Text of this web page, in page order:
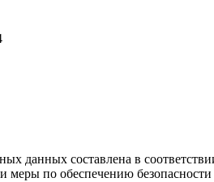
данных составлена в
меры по обеспечению